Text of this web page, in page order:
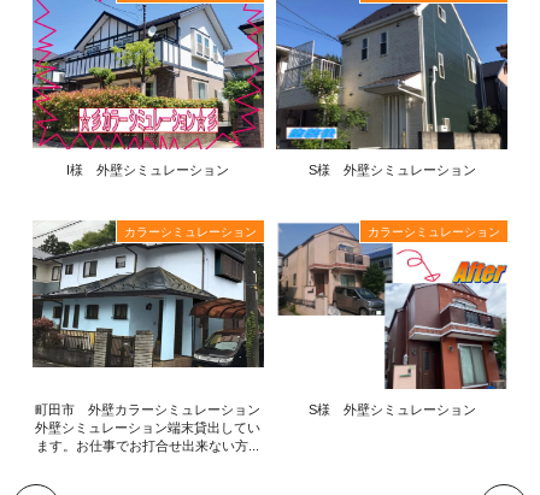
I様 外壁シミュレーション S様 外壁シミュレーション
カラーシミュレーション
町田市 外壁カラーシミュレーション
外壁シミュレーション端末貸出してい
ます。お仕事でお打合せ出来ない方...
カラーシミュレーション
S様 外壁シミュレーション